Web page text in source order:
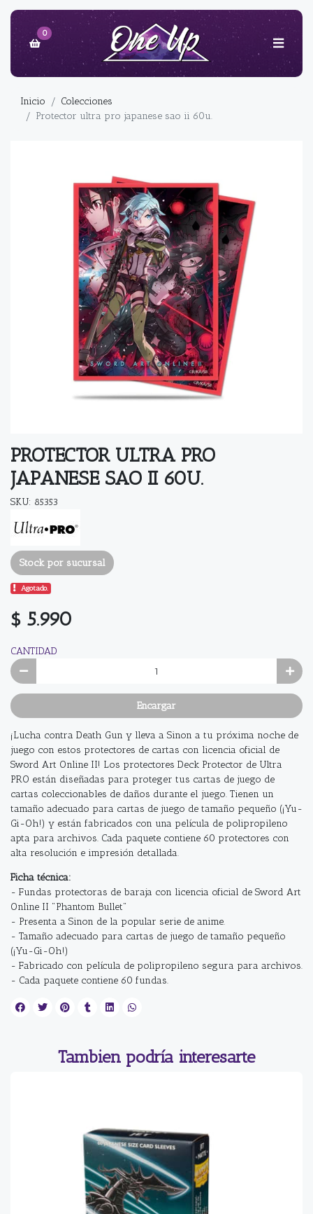
0
Inicio
Colecciones
Protector ultra pro japanese sao ii 60u.
PROTECTOR ULTRA PRO
JAPANESE SAO II 60U.
SKU: 85353
Stock por sucursal
Agotado.
$ 5.990
CANTIDAD
Encargar
¡Lucha contra Death Gun y lleva a Sinon a tu próxima noche de
juego con estos protectores de cartas con licencia oficial de
Sword Art Online II! Los protectores Deck Protector de Ultra
PRO están diseñadas para proteger tus cartas de juego de
cartas coleccionables de daños durante el juego. Tienen un
tamaño adecuado para cartas de juego de tamaño pequeño (¡Yu-
Gi-Oh!) y están fabricados con una película de polipropileno
apta para archivos. Cada paquete contiene 60 protectores con
alta resolución e impresión detallada.
Ficha técnica:
- Fundas protectoras de baraja con licencia oficial de Sword Art
Online II "Phantom Bullet"
- Presenta a Sinon de la popular serie de anime.
- Tamaño adecuado para cartas de juego de tamaño pequeño
(¡Yu-Gi-Oh!)
- Fabricado con película de polipropileno segura para archivos.
- Cada paquete contiene 60 fundas.
Tambien podría interesarte